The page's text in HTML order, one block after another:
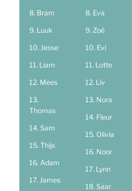
Bram
Luuk
Jesse
Liam
Mees
Thomas
Sam
Thijs
Adam
James
Eva
Zoë
Evi
Lotte
Liv
Nora
Fleur
Olivia
Noor
Lynn
Saar